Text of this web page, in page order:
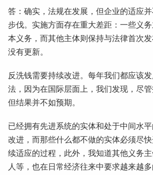
答：确实，法规在发展，但企业的适应
步伐。实施方面存在重大差距：一些义
本义务，而其他主体则保持与法律首次发
没有更新。
反洗钱需要持续改进。每年我们都应该
法，因为在国际层面上，我们发现，尽管
但结果并不如预期。
已经拥有先进系统的实体和处于中间水
改进，而那些什么都不做的实体必须尽
续适应的过程，此外，我知道其他义务
人等，也在日常经济往来中要求越来越多